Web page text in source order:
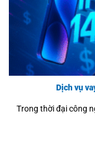
Dịch vụ
Trong thời đại công